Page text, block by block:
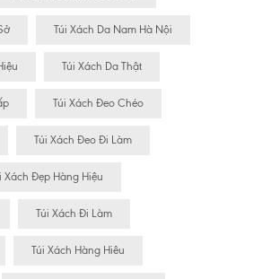
Túi Xách Da Nam Hà Nội
Túi Xách Da Thật
Túi Xách Đeo Chéo
Túi Xách Đeo Đi Làm
Xách Đẹp Hàng Hiệu
Túi Xách Đi Làm
Túi Xách Hàng Hiêu